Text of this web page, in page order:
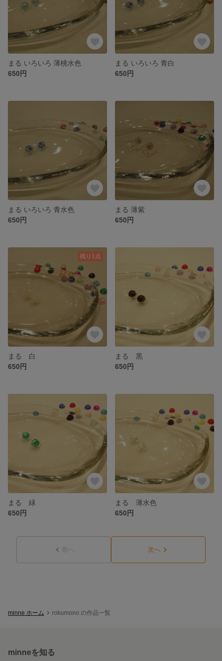
まる いろいろ 薄桃水色
650円
まる いろいろ 青白
650円
まる いろいろ 青水色
650円
まる 薄紫
650円
残り1点
まる 白
650円
まる 黒
650円
まる 緑
650円
まる 薄水色
650円
前へ 次へ
minne ホーム rokumono の作品一覧
minneを知る